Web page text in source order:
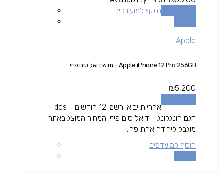
הוסף למועדפים
Apple
Apple iPhone 12 Pro 256GB – חדש דואל סים פיזי
₪5,200
אחריות יבואן רשמי 12 חודשים - dcs
דגם הונגקונג - דואל סים פיזי! המחיר המוצג באתר
מוגבל ליחידה אחת פר...
הוסף למועדפים